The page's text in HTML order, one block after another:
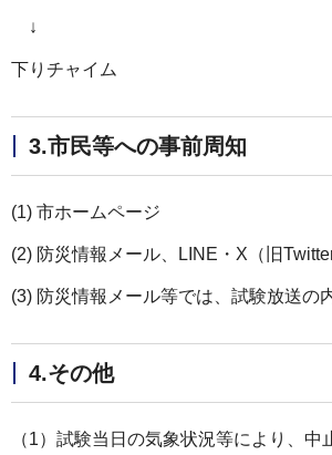
↓
下りチャイム
3.市民等への事前周知
(1) 市ホームページ
(2) 防災情報メール、LINE・X（旧Twitter
(3) 防災情報メール等では、試験放送の
4.その他
（1）試験当日の気象状況等により、中